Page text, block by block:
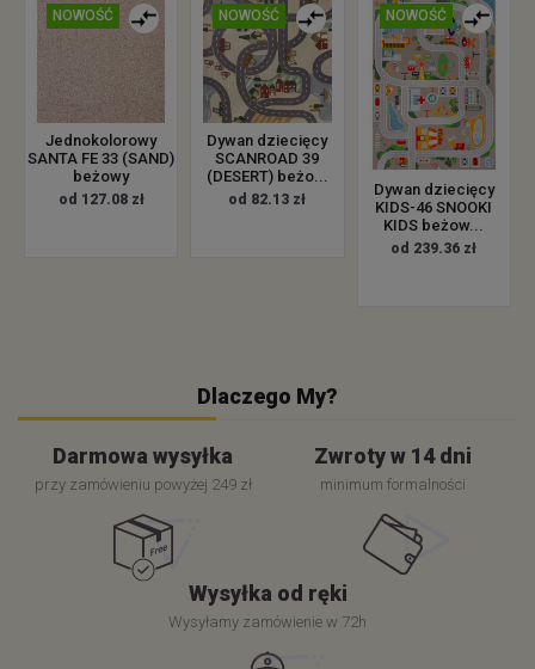
NOWOŚĆ
Jednokolorowy
SANTA FE 33 (SAND)
beżowy
od 127.08 zł
NOWOŚĆ
Dywan dziecięcy
SCANROAD 39
(DESERT) beżo...
od 82.13 zł
NOWOŚĆ
Dywan dziecięcy
KIDS-46 SNOOKI
KIDS beżow...
od 239.36 zł
Dlaczego My?
Darmowa wysyłka
przy zamówieniu powyżej 249 zł
Zwroty w 14 dni
minimum formalności
Wysyłka od ręki
Wysyłamy zamówienie w 72h